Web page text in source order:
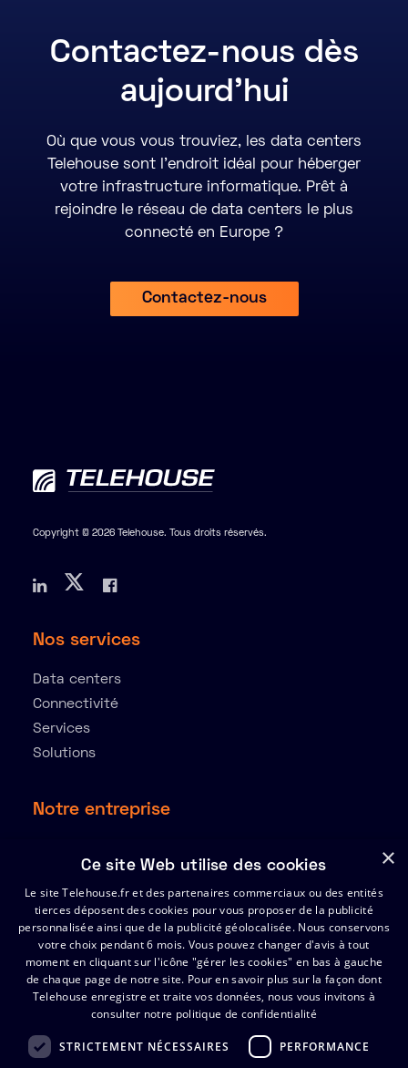
Contactez-nous dès
aujourd'hui
Où que vous vous trouviez, les data centers
Telehouse sont l’endroit idéal pour héberger
votre infrastructure informatique. Prêt à
rejoindre le réseau de data centers le plus
connecté en Europe ?
Contactez-nous
Copyright © 2026 Telehouse. Tous droits réservés.
Nos services
Data centers
Connectivité
Services
Solutions
Notre entreprise
Ressources
Partenaires
Index de l’égalité Hommes-Femmes 2025
Support
Certificats
FAQ
×
Ce site Web utilise des cookies
Le site Telehouse.fr et des partenaires commerciaux ou des entités
tierces déposent des cookies pour vous proposer de la publicité
personnalisée ainsi que de la publicité géolocalisée. Nous conservons
votre choix pendant 6 mois. Vous pouvez changer d'avis à tout
moment en cliquant sur l'icône "gérer les cookies" en bas à gauche
de chaque page de notre site. Pour en savoir plus sur la façon dont
Telehouse enregistre et traite vos données, nous vous invitons à
consulter notre politique de confidentialité
STRICTEMENT NÉCESSAIRES PERFORMANCE